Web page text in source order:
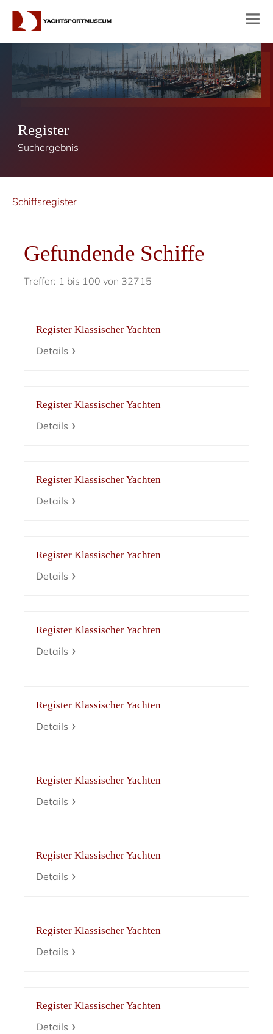
Register
Suchergebnis
Schiffsregister
Gefundende Schiffe
Treffer: 1 bis 100 von 32715
Register Klassischer Yachten
Details
Register Klassischer Yachten
Details
Register Klassischer Yachten
Details
Register Klassischer Yachten
Details
Register Klassischer Yachten
Details
Register Klassischer Yachten
Details
Register Klassischer Yachten
Details
Register Klassischer Yachten
Details
Register Klassischer Yachten
Details
Register Klassischer Yachten
Details